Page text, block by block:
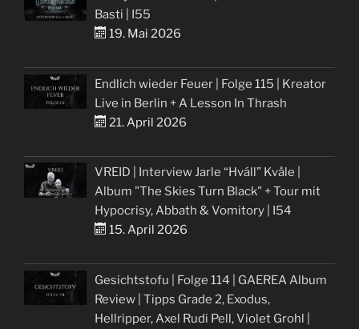
Basti | I55
19. Mai 2026
Endlich wieder Feuer | Folge 115 | Kreator
Live in Berlin + A Lesson In Thrash
21. April 2026
VREID | Interview Jarle “Hváll” Kvåle |
Album "The Skies Turn Black" + Tour mit
Hypocrisy, Abbath & Vomitory | I54
15. April 2026
Gesichtstofu | Folge 114 | GAEREA Album
Review | Tipps Grade 2, Exodus,
Hellripper, Axel Rudi Pell, Violet Grohl |